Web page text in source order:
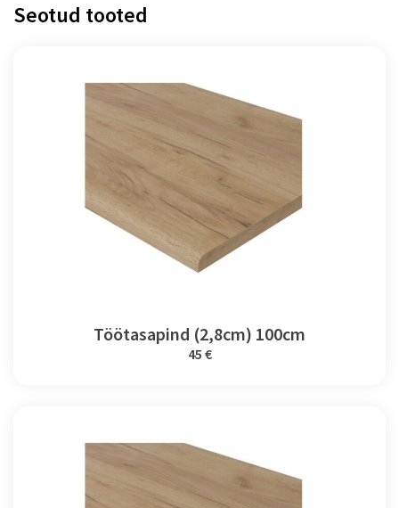
Seotud tooted
Töötasapind (2,8cm) 100cm
45 €